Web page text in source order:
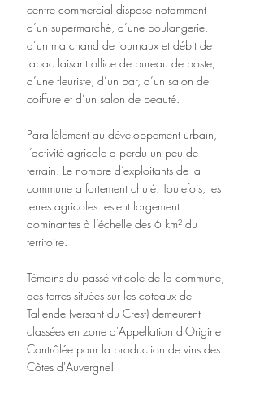
centre commercial dispose notamment
d’un supermarché, d’une boulangerie,
d’un marchand de journaux et débit de
tabac faisant office de bureau de poste,
d’une fleuriste, d’un bar, d’un salon de
coiffure et d’un salon de beauté.
Parallèlement au développement urbain,
l’activité agricole a perdu un peu de
terrain. Le nombre d’exploitants de la
commune a fortement chuté. Toutefois, les
terres agricoles restent largement
dominantes à l’échelle des 6 km² du
territoire.
Témoins du passé viticole de la commune,
des terres situées sur les coteaux de
Tallende (versant du Crest) demeurent
classées en zone d'Appellation d'Origine
Contrôlée pour la production de vins des
Côtes d'Auvergne!